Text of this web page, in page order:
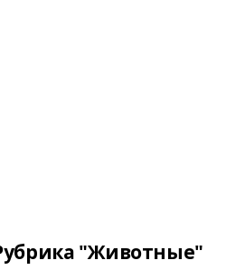
"Животные"